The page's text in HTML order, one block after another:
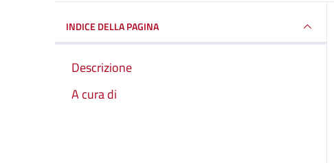
INDICE DELLA PAGINA
Descrizione
A cura di